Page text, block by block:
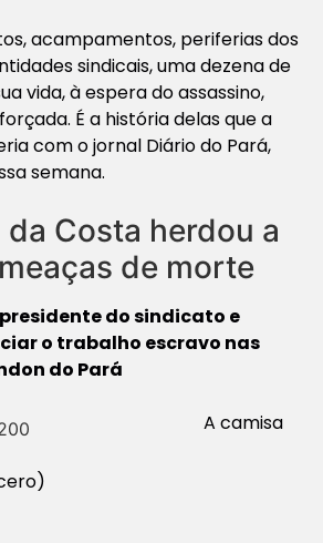
acampamentos, periferias dos
sindicais, uma dezena de
vida, à espera do assassino,
É a história delas que a
com o jornal Diário do Pará,
semana.
da Costa herdou a
de morte
do sindicato e
o trabalho escravo nas
do Pará
A camisa